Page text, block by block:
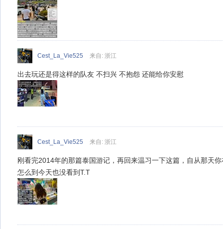
Cest_La_Vie525 来自: 浙江
出去玩还是得这样的队友 不扫兴 不抱怨 还能给你安慰
Cest_La_Vie525 来自: 浙江
刚看完2014年的那篇泰国游记，再回来温习一下这篇，自从那天
怎么到今天也没看到T.T